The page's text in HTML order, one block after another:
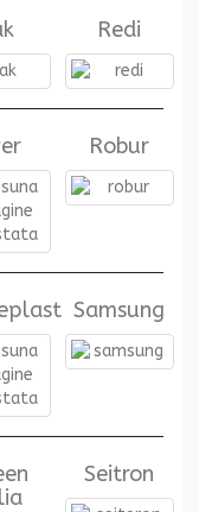
Redi
Robur
Samsung
Seitron